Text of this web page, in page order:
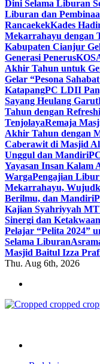
Dini Selama Liburan
Liburan dan
RancaekekKades
Mekarrahayu dengan
Kabupaten Cianjur
Generasi Penerus
Akhir Tahun untuk
Gelar “Pesona
KatapangPC LDII
Sayang Heulang Garut
Tahun dengan
TenjolayaRemaja
Akhir Tahun dengan
Caberawit di Masjid
Unggul dan Mandiri
Yayasan Insan Kalam
WargaPengajian
Mekarrahayu,
Berilmu, dan Mandiri
Kajian Syahriyyah
Sinergi dan Ketakwaan
Pelajar “Pelita 2024”
Selama Liburan
Masjid Baitul Izza
Thu. Aug 6th, 2026